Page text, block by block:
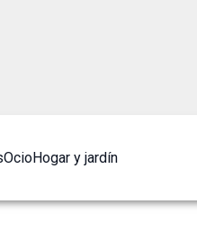
OcioHogar y jardín